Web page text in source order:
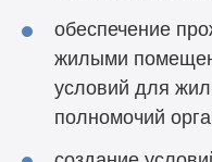
обеспечение
жилыми
условий для
полномочий